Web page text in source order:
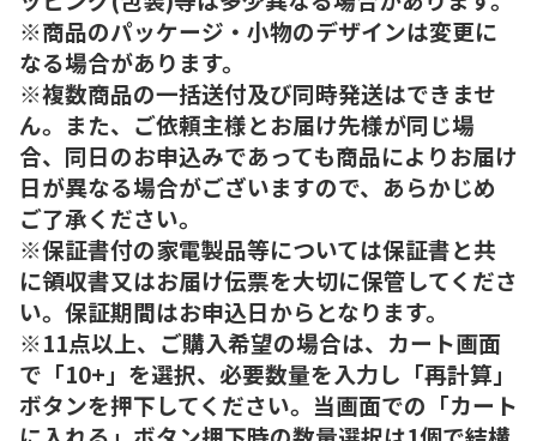
※商品のパッケージ・小物のデザインは変更に
なる場合があります。
※複数商品の一括送付及び同時発送はできませ
ん。また、ご依頼主様とお届け先様が同じ場
合、同日のお申込みであっても商品によりお届け
日が異なる場合がございますので、あらかじめ
ご了承ください。
※保証書付の家電製品等については保証書と共
に領収書又はお届け伝票を大切に保管してくださ
い。保証期間はお申込日からとなります。
※11点以上、ご購入希望の場合は、カート画面
で「10+」を選択、必要数量を入力し「再計算」
ボタンを押下してください。当画面での「カート